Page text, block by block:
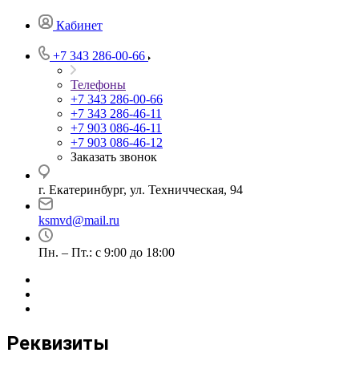
Кабинет
+7 343 286-00-66
Телефоны
+7 343 286-00-66
+7 343 286-46-11
+7 903 086-46-11
+7 903 086-46-12
Заказать звонок
г. Екатеринбург, ул. Техничческая, 94
ksmvd@mail.ru
Пн. – Пт.: с 9:00 до 18:00
Реквизиты